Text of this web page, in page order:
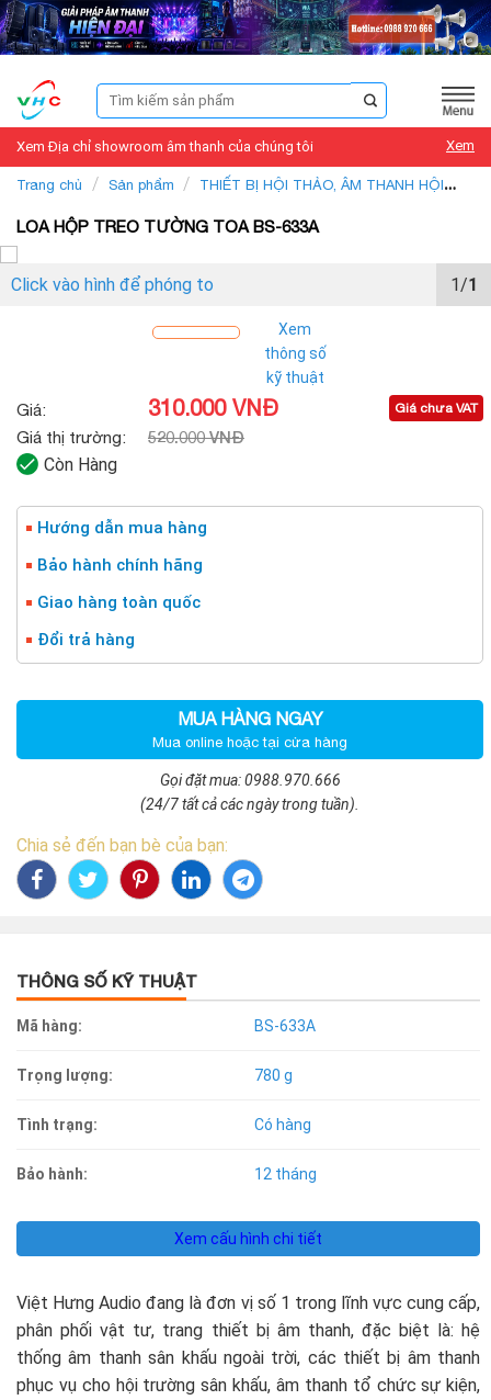
Skip
to
Tìm
kiếm:
Xem Địa chỉ showroom âm thanh của chúng tôi Xem
Trang chủ / Sản phẩm / THIẾT BỊ HỘI THẢO, ÂM THANH HỘI
THẢO, HỆ THỐNG HỘI THẢO, ÂM THANH HỘI NGHỊ
LOA HỘP TREO TƯỜNG TOA BS-633A
Click vào hình để phóng to 1/1
Xem
thông số
kỹ thuật
Giá: 310.000 VNĐ Giá chưa VAT
Giá thị trường: 520.000 VNĐ
Còn Hàng
Hướng dẫn mua hàng
Bảo hành chính hãng
Giao hàng toàn quốc
Đổi trả hàng
MUA HÀNG NGAY
Mua online hoặc tại cửa hàng
Gọi đặt mua: 0988.970.666
(24/7 tất cả các ngày trong tuần).
Chia sẻ đến bạn bè của bạn:
THÔNG SỐ KỸ THUẬT
Mã hàng: BS-633A
Trọng lượng: 780 g
Tình trạng: Có hàng
Bảo hành: 12 tháng
Xem cấu hình chi tiết
Việt Hưng Audio đang là đơn vị số 1 trong lĩnh vực cung cấp,
phân phối vật tư, trang thiết bị âm thanh, đặc biệt là: hệ
thống âm thanh sân khấu ngoài trời, các thiết bị âm thanh
phục vụ cho hội trường sân khấu, âm thanh tổ chức sự kiện,